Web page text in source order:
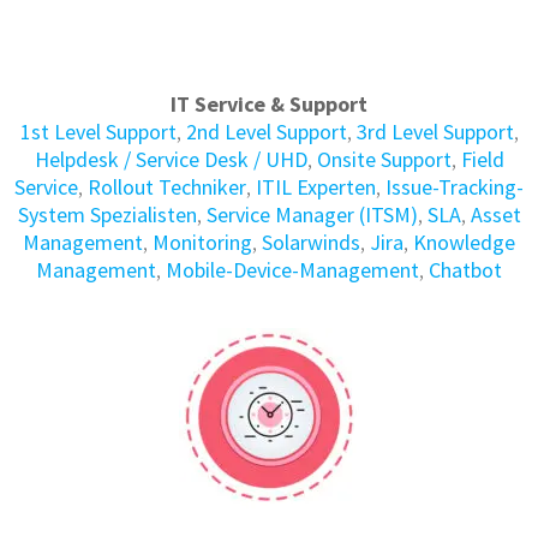
IT Service & Support
1st Level Support, 2nd Level Support, 3rd Level Support,
Helpdesk / Service Desk / UHD, Onsite Support, Field
Service, Rollout Techniker, ITIL Experten, Issue-Tracking-
System Spezialisten, Service Manager (ITSM), SLA, Asset
Management, Monitoring, Solarwinds, Jira, Knowledge
Management, Mobile-Device-Management, Chatbot